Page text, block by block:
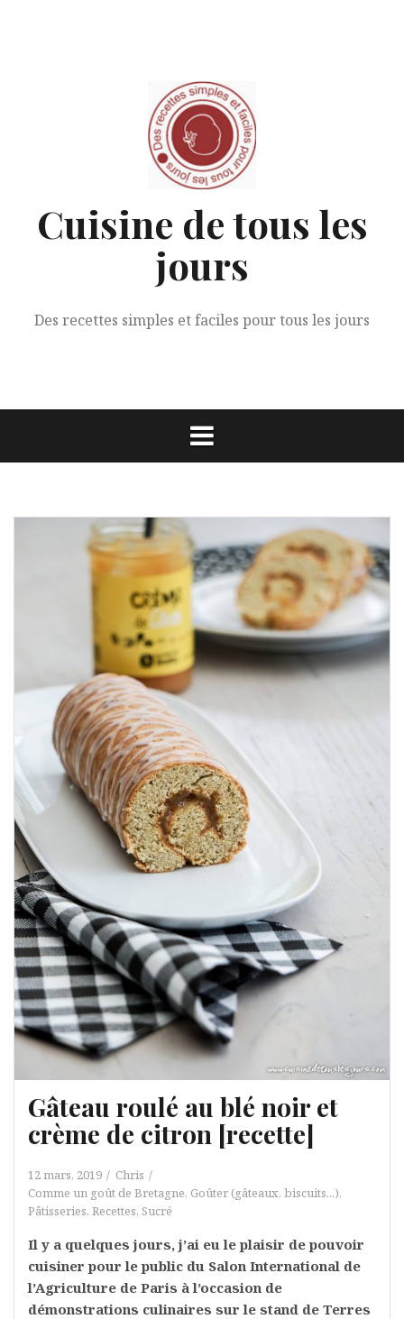
Cuisine de tous les
jours
Des recettes simples et faciles pour tous les jours
Gâteau roulé au blé noir et
crème de citron [recette]
12 mars, 2019
Chris
Comme un goût de Bretagne, Goûter (gâteaux, biscuits...),
Pâtisseries, Recettes, Sucré
Il y a quelques jours, j’ai eu le plaisir de pouvoir
cuisiner pour le public du Salon International de
l’Agriculture de Paris à l’occasion de
démonstrations culinaires sur le stand de Terres